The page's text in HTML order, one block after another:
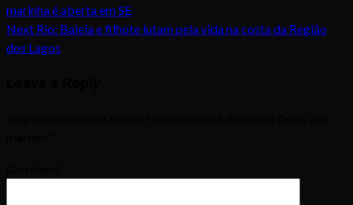
marinha é aberta em SE
Next Rio: Baleia e filhote lutam pela vida na costa da Região
dos Lagos